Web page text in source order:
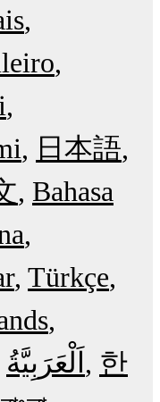
日本語
Bahasa
Türkçe
한